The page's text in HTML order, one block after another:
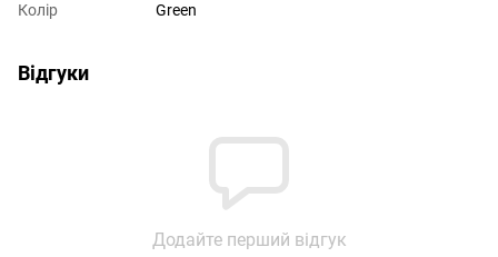
Колір
Green
Відгуки
Додайте перший відгук